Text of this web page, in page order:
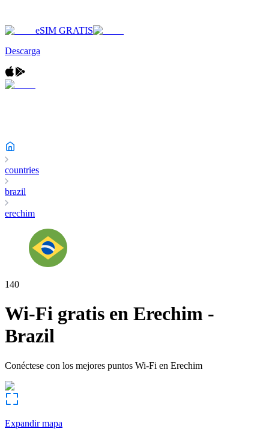
eSIM GRATIS
Descarga
countries
brazil
erechim
140
Wi-Fi gratis en Erechim -
Brazil
Conéctese con los mejores puntos Wi-Fi en Erechim
Expandir mapa